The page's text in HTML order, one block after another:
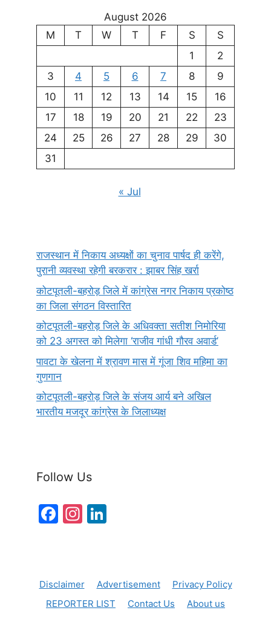
August 2026
M
T W T F S
S
1
2
3
4 5 6 7 8
9
10
11 12 13 14 15
16
17
18 19 20 21 22
23
24
25 26 27 28 29
30
31
« Jul
राजस्थान में निकाय अध्यक्षों का चुनाव पार्षद ही करेंगे,
पुरानी व्यवस्था रहेगी बरकरार : झाबर सिंह खर्रा
कोटपूतली-बहरोड़ जिले में कांग्रेस नगर निकाय प्रकोष्ठ
का जिला संगठन विस्तारित
कोटपूतली-बहरोड़ जिले के अधिवक्ता सतीश निमोरिया
को 23 अगस्त को मिलेगा ‘राजीव गांधी गौरव अवार्ड’
पावटा के खेलना में श्रावण मास में गूंजा शिव महिमा का
गुणगान
कोटपूतली-बहरोड़ जिले के संजय आर्य बने अखिल
भारतीय मजदूर कांग्रेस के जिलाध्यक्ष
Follow Us
F
b
o
In
a
m
dI
n
Disclaimer Advertisement
Privacy Policy
REPORTER LIST
Contact Us
About us